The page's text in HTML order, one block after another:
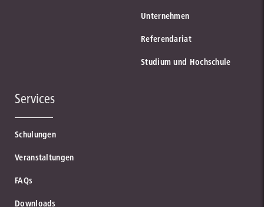
Unternehmen
Referendariat
Studium und Hochschule
Services
Schulungen
Veranstaltungen
FAQs
Downloads